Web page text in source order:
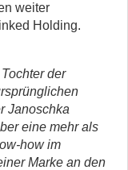
weiter
Holding.
der
Janoschka
eine mehr als
how im
Marke an den